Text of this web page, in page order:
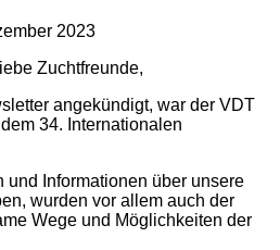
2023
Zuchtfreunde,
angekündigt, war der VDT
34. Internationalen
und Informationen über unsere
wurden vor allem auch der
Wege und Möglichkeiten der